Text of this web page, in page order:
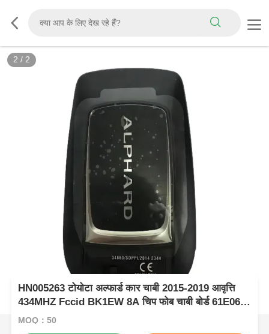
2 / 2
HN005263 टोयोटा अल्फार्ड कार चाबी 2015-2019 आवृत्ति
434MHZ Fccid BK1EW 8A चिप फोब चाबी बोर्ड 61E068-
0010 P1-A9
MOQ：50